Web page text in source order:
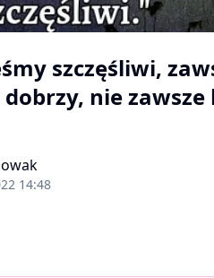
szczęśliwi,
nie
14:48